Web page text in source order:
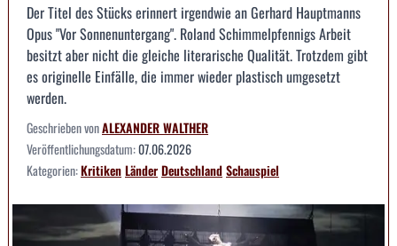
Der Titel des Stücks erinnert irgendwie an Gerhard Hauptmanns
Opus "Vor Sonnenuntergang". Roland Schimmelpfennigs Arbeit
besitzt aber nicht die gleiche literarische Qualität. Trotzdem gibt
es originelle Einfälle, die immer wieder plastisch umgesetzt
werden.
Geschrieben vonALEXANDER WALTHER
Veröffentlichungsdatum:07.06.2026
Kategorien:KritikenLänderDeutschlandSchauspiel